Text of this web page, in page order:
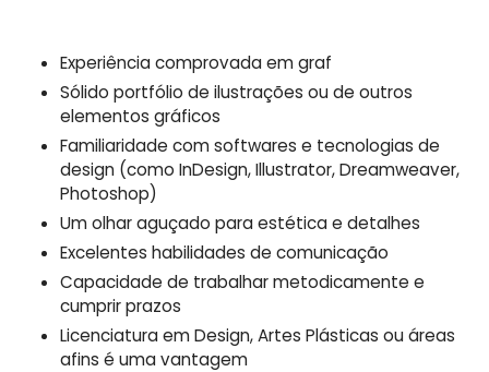
Experiência comprovada em graf
Sólido portfólio de ilustrações ou de outros
elementos gráficos
Familiaridade com softwares e tecnologias de
design (como InDesign, Illustrator, Dreamweaver,
Photoshop)
Um olhar aguçado para estética e detalhes
Excelentes habilidades de comunicação
Capacidade de trabalhar metodicamente e
cumprir prazos
Licenciatura em Design, Artes Plásticas ou áreas
afins é uma vantagem